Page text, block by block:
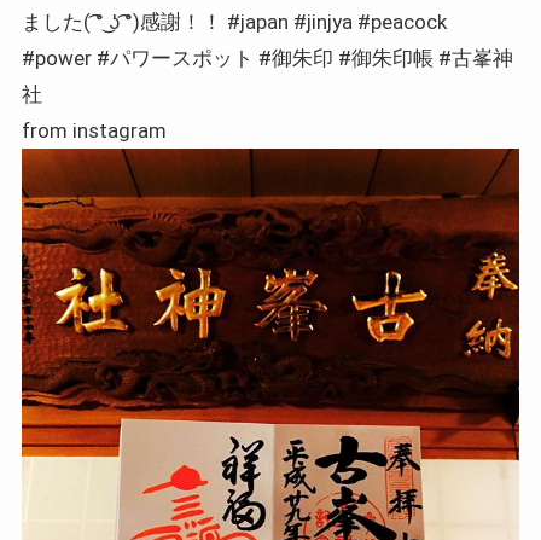
ました( ͡° ͜ʖ ͡°)感謝！！ #japan #jinjya #peacock
#power #パワースポット #御朱印 #御朱印帳 #古峯神
社
from instagram